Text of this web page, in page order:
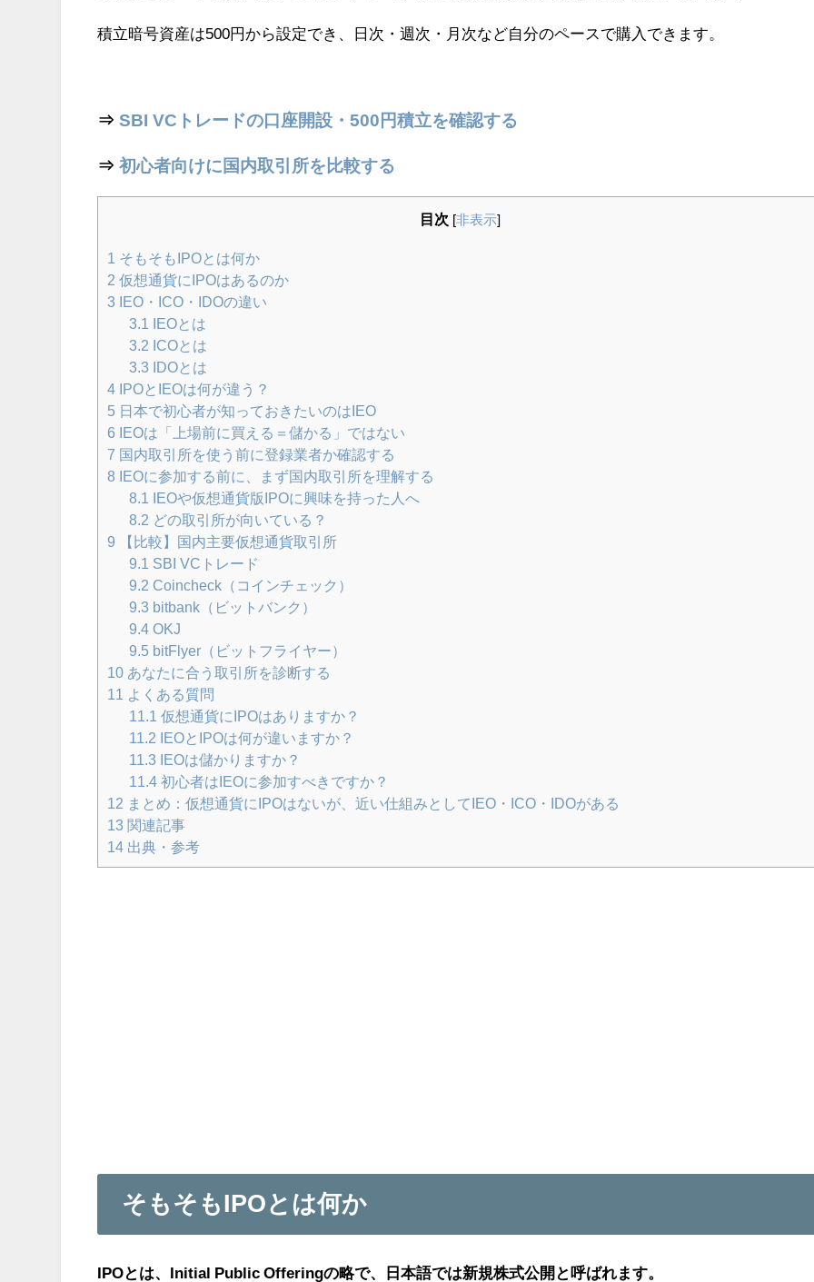
積立暗号資産は500円から設定でき、日次・週次・月次など自分のペースで購入できます。
⇒SBI VCトレードの口座開設・500円積立を確認する
⇒初心者向けに国内取引所を比較する
目次 [非表示]
1
そもそもIPOとは何か
2 仮想通貨にIPOはあるのか
3 IEO・ICO・IDOの違い
3.1
IEOとは
3.2 ICOとは
3.3 IDOとは
4 IPOとIEOは何が違う？
5 日本で初心者が知っておきたいのはIEO
6 IEOは「上場前に買える＝儲かる」ではない
7 国内取引所を使う前に登録業者か確認する
8 IEOに参加する前に、まず国内取引所を理解する
8.1
IEOや仮想通貨版IPOに興味を持った人へ
8.2 どの取引所が向いている？
9 【比較】国内主要仮想通貨取引所
9.1
SBI VCトレード
9.2 Coincheck（コインチェック）
9.3 bitbank（ビットバンク）
9.4 OKJ
9.5 bitFlyer（ビットフライヤー）
10 あなたに合う取引所を診断する
11
よくある質問
11.1 仮想通貨にIPOはありますか？
11.2 IEOとIPOは何が違いますか？
11.3 IEOは儲かりますか？
11.4 初心者はIEOに参加すべきですか？
12 まとめ：仮想通貨にIPOはないが、近い仕組みとしてIEO・ICO・IDOがある
13 関連記事
14 出典・参考
そもそもIPOとは何か
IPOとは、Initial Public Offeringの略で、日本語では新規株式公開と呼ばれます。